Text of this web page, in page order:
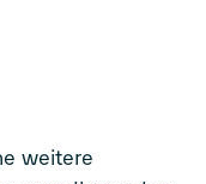
weitere